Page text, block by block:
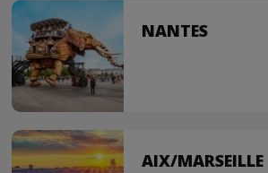
NANTES
AIX/MARSEILLE